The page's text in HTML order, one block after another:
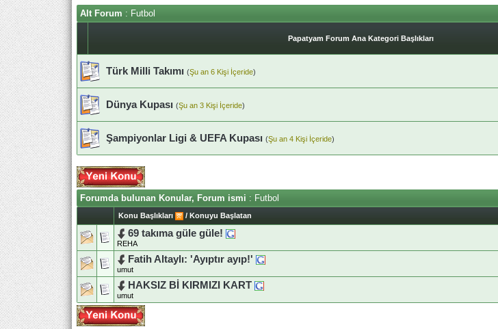
Alt Forum : Futbol
Papatyam Forum Ana Kategori Başlıkları
Türk Milli Takımı (Şu an 6 Kişi İçeride)
Dünya Kupası (Şu an 3 Kişi İçeride)
Şampiyonlar Ligi & UEFA Kupası (Şu an 4 Kişi İçeride)
Forumda bulunan Konular, Forum ismi : Futbol
Konu Başlıkları / Konuyu Başlatan
69 takıma güle güle!
REHA
Fatih Altaylı: 'Ayıptır ayıp!'
umut
HAKSIZ Bİ KIRMIZI KART
umut